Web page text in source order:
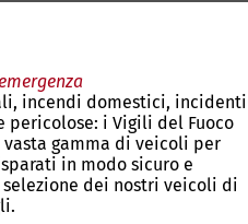
incendi domestici, incidenti
pericolose: i Vigili del Fuoco
vasta gamma di veicoli per
in modo sicuro e
dei nostri veicoli di